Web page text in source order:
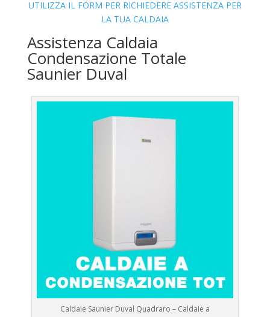
UTILIZZA IL FORM PER RICHIEDERE ASSISTENZA PER
LA TUA CALDAIA
Assistenza Caldaia
Condensazione Totale
Saunier Duval
Caldaie Saunier Duval Quadraro – Caldaie a